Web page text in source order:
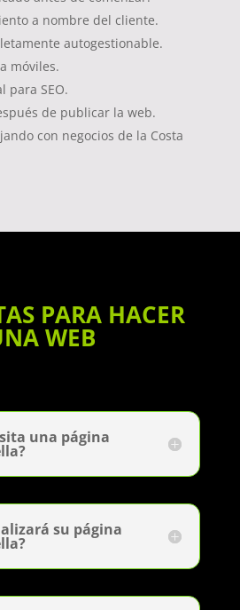
a nombre del cliente.
autogestionable.
móviles.
para SEO.
de publicar la web.
con negocios de la Costa
PARA HACER
WEB
una página
su página